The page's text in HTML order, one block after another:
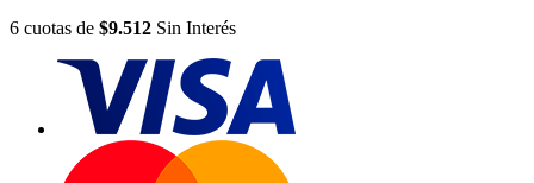
6 cuotas de $9.512 Sin Interés